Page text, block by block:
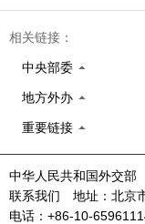
相关链接：
中央部委
地方外办
重要链接
中华人民共和国外交
联系我们 地址：北京
电话：+86-10-